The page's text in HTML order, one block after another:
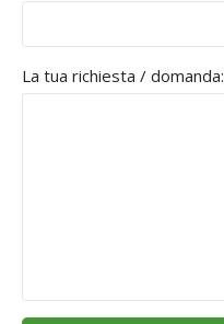
La tua richiesta / domanda: